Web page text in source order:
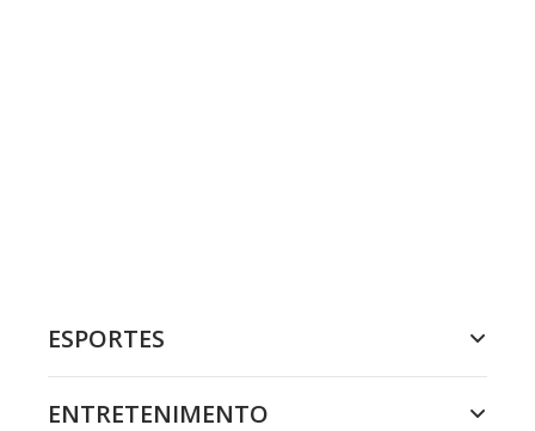
ESPORTES
ENTRETENIMENTO